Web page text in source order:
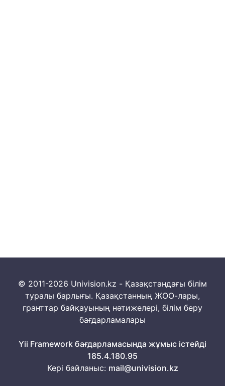
© 2011-2026 Univision.kz - Қазақстандағы білім
туралы барлығы. Қазақстанның ЖОО-лары,
гранттар байқауының нәтижелері, білім беру
бағдарламалары
Yii Framework бағдарламасында жұмыс істейді
185.4.180.95
Кері байланыс: mail@univision.kz